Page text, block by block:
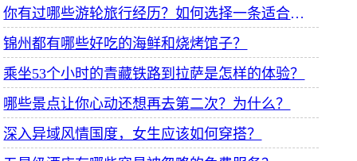
你有过哪些游轮旅行经历？如何选择一条适合自己的游轮线路？
锦州都有哪些好吃的海鲜和烧烤馆子？
乘坐53个小时的青藏铁路到拉萨是怎样的体验？
哪些景点让你心动还想再去第二次？为什么？
深入异域风情国度，女生应该如何穿搭？